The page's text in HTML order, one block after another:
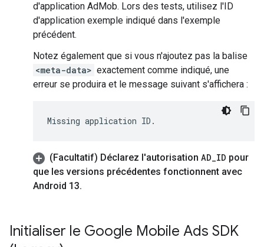
d'application AdMob. Lors des tests, utilisez l'ID
d'application exemple indiqué dans l'exemple
précédent.
Notez également que si vous n'ajoutez pas la balise
<meta-data> exactement comme indiqué, une
erreur se produira et le message suivant s'affichera :
(Facultatif) Déclarez l'autorisation AD_ID pour
que les versions précédentes fonctionnent avec
Android 13.
Initialiser le Google Mobile Ads SDK